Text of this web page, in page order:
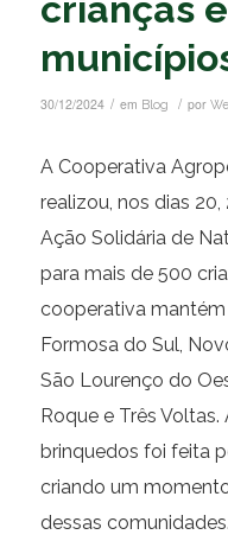
crianças
30/12/2024 / em Blog / por
A Cooperativa
realizou, nos dias
Ação Solidária de
para mais de 500
cooperativa
Formosa do Sul,
São Lourenço do
Roque e Três
brinquedos foi feita
criando um
dessas comunidades.